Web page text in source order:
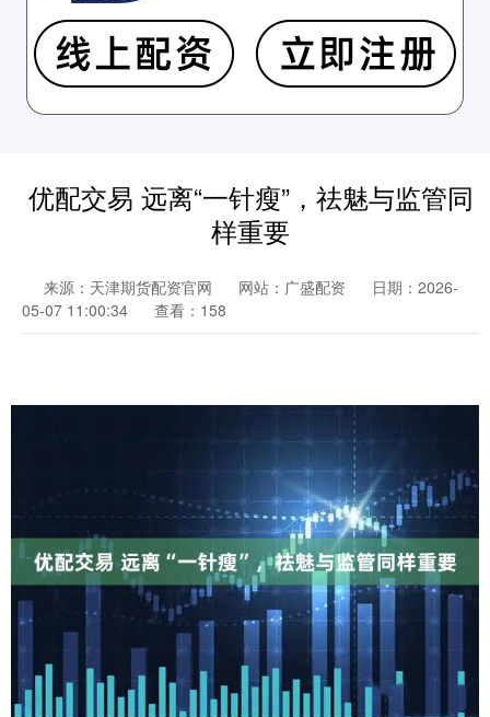
优配交易 远离“一针瘦”，祛魅与监管同
样重要
来源：天津期货配资官网 网站：广盛配资
日期：2026-
05-07 11:00:34
查看：158